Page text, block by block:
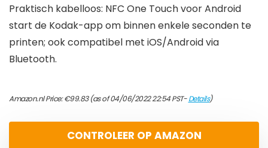
Praktisch kabelloos: NFC One Touch voor Android
start de Kodak-app om binnen enkele seconden te
printen; ook compatibel met iOS/Android via
Bluetooth.
Amazon.nl Price:€99.83(as of 04/06/2022 22:54 PST-Details)
CONTROLEER OP AMAZON